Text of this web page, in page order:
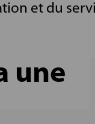
et du
une